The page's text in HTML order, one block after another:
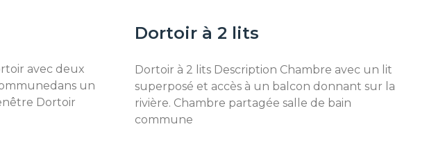
avec deux
un
Dortoir
Dortoir à 2 lits
Dortoir à 2 lits Description Chambre avec un lit
superposé et accès à un balcon donnant sur la
rivière. Chambre partagée salle de bain
commune